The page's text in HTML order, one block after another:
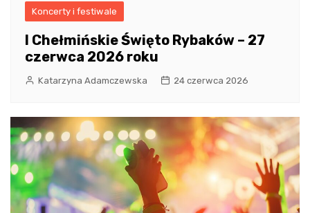
Koncerty i festiwale
I Chełmińskie Święto Rybaków – 27
czerwca 2026 roku
Katarzyna Adamczewska 24 czerwca 2026